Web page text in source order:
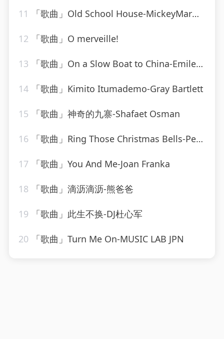
11 「歌曲」Old School House-MickeyMar、CardioMixes Fitness
12 「歌曲」O merveille!
13 「歌曲」On a Slow Boat to China-Emile Ford & The Checkmates
14 「歌曲」Kimito Itumademo-Gray Bartlett
15 「歌曲」神奇的九寨-Shafaet Osman
16 「歌曲」Ring Those Christmas Bells-Peggy Lee
17 「歌曲」You And Me-Joan Franka
18 「歌曲」滴沥滴沥-熊爸爸
19 「歌曲」此生不换-DJ杜心军
20 「歌曲」Turn Me On-MUSIC LAB JPN